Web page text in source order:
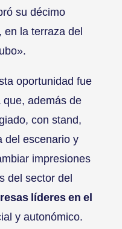
su décimo
en la terraza del
oportunidad fue
además de
con stand,
del escenario y
impresiones
del sector del
líderes en el
y autonómico.